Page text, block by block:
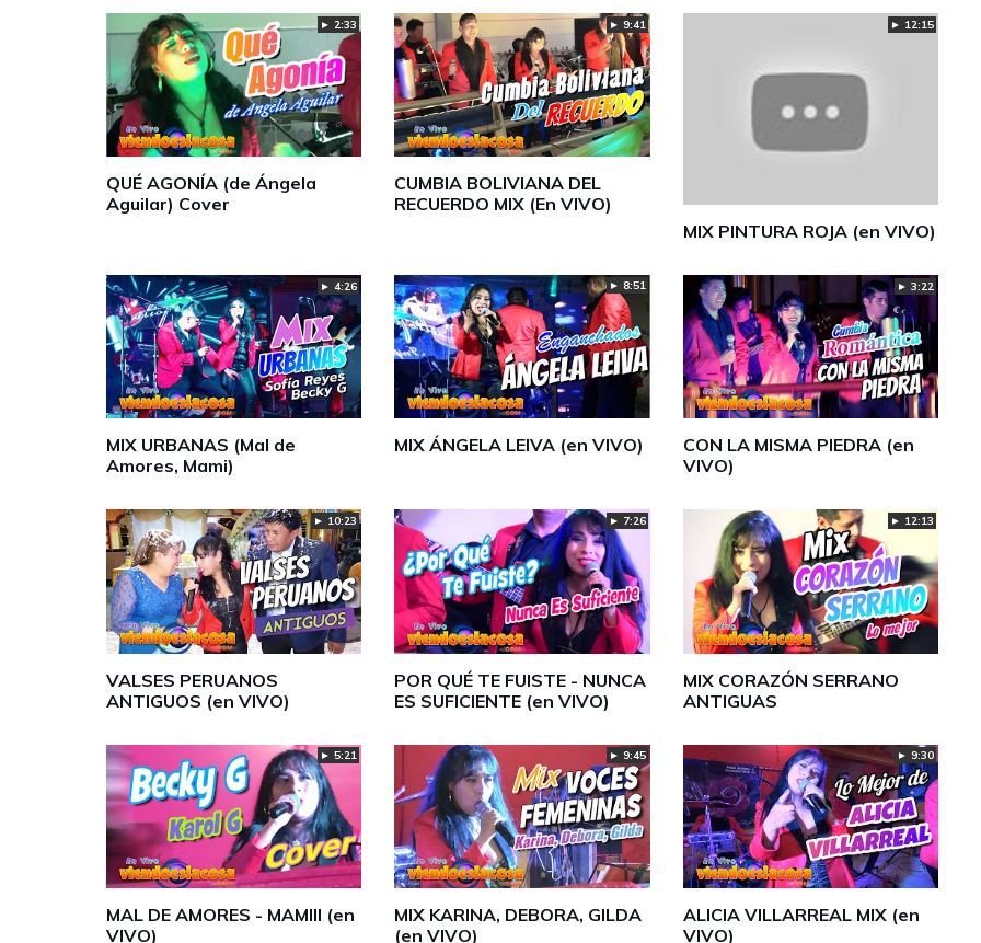
► 2:33
QUÉ AGONÍA (de Ángela
Aguilar) Cover
► 9:41
CUMBIA BOLIVIANA DEL
RECUERDO MIX (En VIVO)
► 12:15
MIX PINTURA ROJA (en VIVO)
► 4:26
MIX URBANAS (Mal de
Amores, Mami)
► 8:51
MIX ÁNGELA LEIVA (en VIVO)
► 3:22
CON LA MISMA PIEDRA (en
VIVO)
► 10:23
VALSES PERUANOS
ANTIGUOS (en VIVO)
► 7:26
POR QUÉ TE FUISTE - NUNCA
ES SUFICIENTE (en VIVO)
► 12:13
MIX CORAZÓN SERRANO
ANTIGUAS
► 5:21
MAL DE AMORES - MAMIII (en
VIVO)
► 9:45
MIX KARINA, DEBORA, GILDA
(en VIVO)
► 9:30
ALICIA VILLARREAL MIX (en
VIVO)